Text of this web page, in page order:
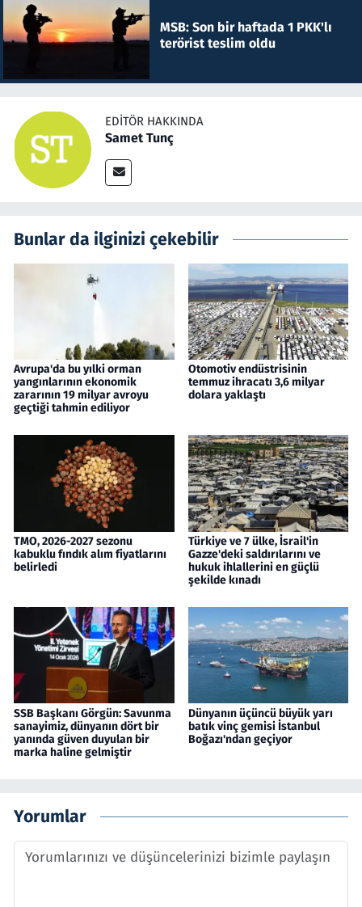
MSB: Son bir haftada 1 PKK'lı
terörist teslim oldu
EDITÖR HAKKINDA
Samet Tunç
Bunlar da ilginizi çekebilir
Avrupa'da bu yılki orman
yangınlarının ekonomik
zararının 19 milyar avroyu
geçtiği tahmin ediliyor
Otomotiv endüstrisinin
temmuz ihracatı 3,6 milyar
dolara yaklaştı
TMO, 2026-2027 sezonu
kabuklu fındık alım fiyatlarını
belirledi
Türkiye ve 7 ülke, İsrail'in
Gazze'deki saldırılarını ve
hukuk ihlallerini en güçlü
şekilde kınadı
SSB Başkanı Görgün: Savunma
sanayimiz, dünyanın dört bir
yanında güven duyulan bir
marka haline gelmiştir
Dünyanın üçüncü büyük yarı
batık vinç gemisi İstanbul
Boğazı'ndan geçiyor
Yorumlar